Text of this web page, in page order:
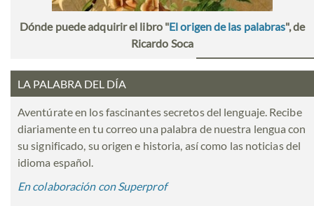
Dónde puede adquirir el libro "El origen de las palabras", de
Ricardo Soca
LA PALABRA DEL DÍA
Aventúrate en los fascinantes secretos del lenguaje. Recibe
diariamente en tu correo una palabra de nuestra lengua con
su significado, su origen e historia, así como las noticias del
idioma español.
En colaboración con Superprof